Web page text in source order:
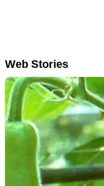
Web Stories